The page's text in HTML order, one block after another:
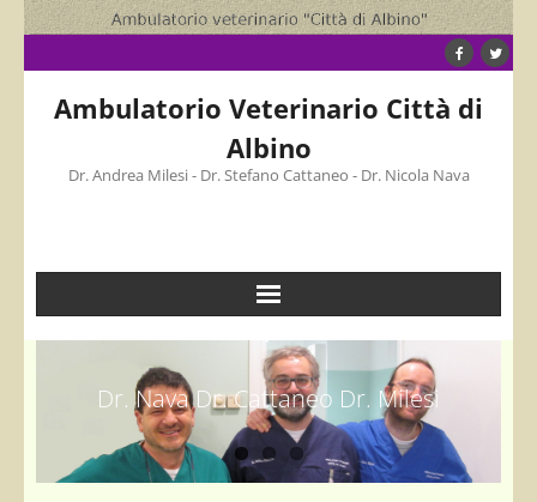
Skip
to
Ambulatorio Veterinario Città di
Albino
Dr. Andrea Milesi - Dr. Stefano Cattaneo - Dr. Nicola Nava
Dr. Nava Dr. Cattaneo Dr. Milesi